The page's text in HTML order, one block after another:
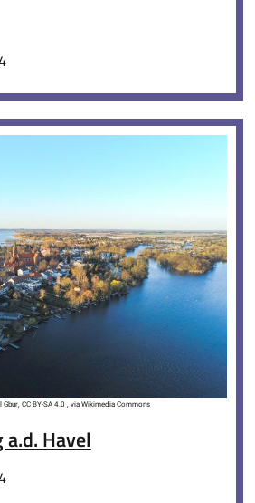
Gbur, CC BY-SA 4.0 , via Wikimedia Commons
Havel